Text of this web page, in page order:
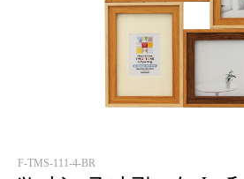
F-TMS-111-4-BR